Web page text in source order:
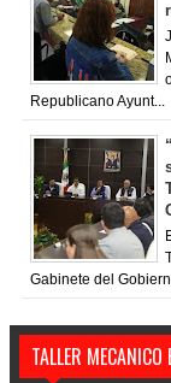
Republicano Ayunt...
Gabinete del
TALLER MECANICO